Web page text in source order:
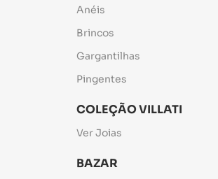
Anéis
Brincos
Gargantilhas
Pingentes
COLEÇÃO VILLATI
Ver Joias
BAZAR